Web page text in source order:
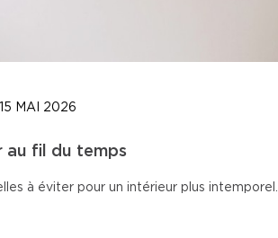
15 MAI 2026
au fil du temps
à éviter pour un intérieur plus intemporel.